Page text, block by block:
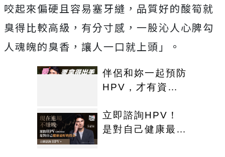
咬起來偏硬且容易塞牙縫，品質好的酸筍就
臭得比較高級，有分寸感，一股沁人心脾勾
人魂魄的臭香，讓人一口就上頭」。
伴侶和妳一起預防
HPV，才有資格
立即諮詢HPV！
是對自己健康最好